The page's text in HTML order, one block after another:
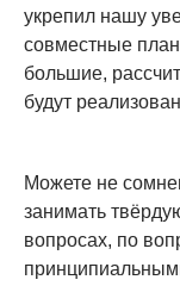
укрепил нашу
совместные
большие,
будут
Можете не
занимать
вопросах, по